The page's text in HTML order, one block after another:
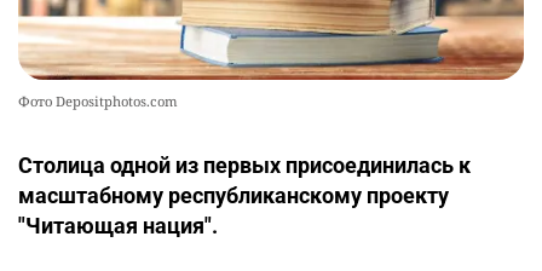
Фото Depositphotos.com
Столица одной из первых присоединилась к
масштабному республиканскому проекту
"Читающая нация".